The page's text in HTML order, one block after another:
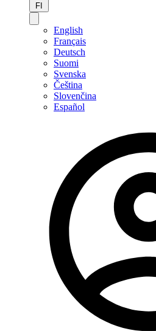
FI
English
Français
Deutsch
Suomi
Svenska
Čeština
Slovenčina
Español